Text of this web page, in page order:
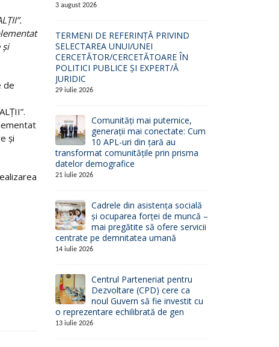
şi
de
şi
3 august 2026
TERMENI DE REFERINȚĂ PRIVIND
SELECTAREA UNUI/UNEI
CERCETĂTOR/CERCETĂTOARE ÎN
POLITICI PUBLICE ȘI EXPERT/Ă
JURIDIC
29 iulie 2026
Comunități mai puternice,
generații mai conectate: Cum
10 APL-uri din țară au
transformat comunitățile prin prisma
datelor demografice
21 iulie 2026
Cadrele din asistența socială
și ocuparea forței de muncă –
mai pregătite să ofere servicii
centrate pe demnitatea umană
14 iulie 2026
Centrul Parteneriat pentru
Dezvoltare (CPD) cere ca
noul Guvern să fie investit cu
o reprezentare echilibrată de gen
13 iulie 2026